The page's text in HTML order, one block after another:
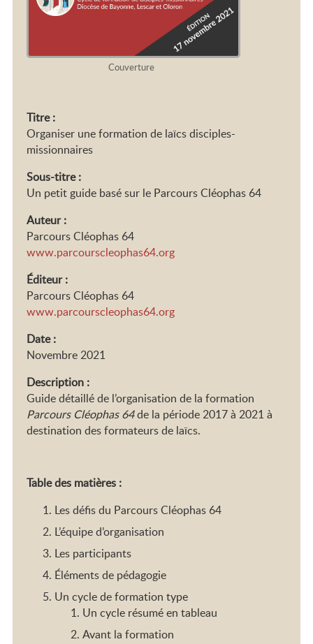
Couverture
Titre :
Organiser une formation de laïcs disciples-
missionnaires
Sous-titre :
Un petit guide basé sur le Parcours Cléophas 64
Auteur :
Parcours Cléophas 64
www.parcourscleophas64.org
Éditeur :
Parcours Cléophas 64
www.parcourscleophas64.org
Date :
Novembre 2021
Description :
Guide détaillé de l’organisation de la formation
Parcours Cléophas 64de la période 2017 à 2021 à
destination des formateurs de laïcs.
Table des matières :
Les défis du Parcours Cléophas 64
L’équipe d’organisation
Les participants
Éléments de pédagogie
Un cycle de formation type
Un cycle résumé en tableau
Avant la formation